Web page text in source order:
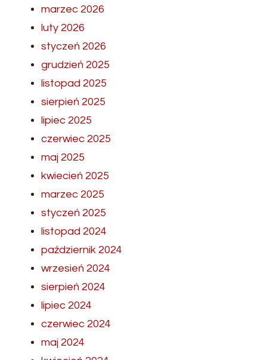
marzec 2026
luty 2026
styczeń 2026
grudzień 2025
listopad 2025
sierpień 2025
lipiec 2025
czerwiec 2025
maj 2025
kwiecień 2025
marzec 2025
styczeń 2025
listopad 2024
październik 2024
wrzesień 2024
sierpień 2024
lipiec 2024
czerwiec 2024
maj 2024